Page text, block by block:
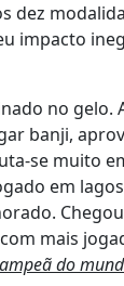
dez
impacto
no
banji,
se muito
em
mais
do